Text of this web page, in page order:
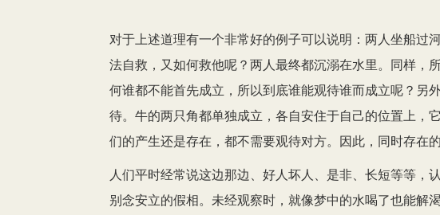
对于上述道理有一个非常好的例子可以说明：两人坐船过
法自救，又如何救他呢？两人最终都沉溺在水里。同样，
何谁都不能首先成立，所以到底谁能观待谁而成立呢？另
待。牛的两只角都单独成立，各自安住于自己的位置上，
们的产生还是存在，都不需要观待对方。因此，同时存在的
人们平时经常说这边那边、好人坏人、是非、长短等等，
别念安立的假相。未经观察时，就像梦中的水喝了也能解